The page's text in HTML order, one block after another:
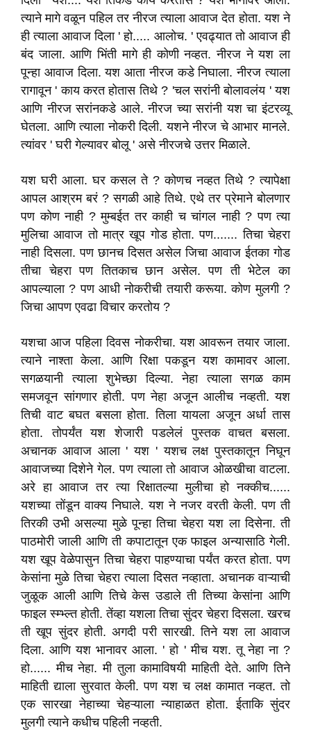
त्याने मागे वळून पहिल तर नीरज त्याला आवाज देत होता. यश ने
ही त्याला आवाज दिला ' हो..... आलोच. ' एवढ्यात तो आवाज ही
बंद जाला. आणि भिंती मागे ही कोणी नव्हत. नीरज ने यश ला
पून्हा आवाज दिला. यश आता नीरज कडे निघाला. नीरज त्याला
रागावून ' काय करत होतास तिथे ? 'चल सरांनी बोलावलंय ' यश
आणि नीरज सरांनकडे आले. नीरज च्या सरांनी यश चा इंटरव्यू
घेतला. आणि त्याला नोकरी दिली. यशने नीरज चे आभार मानले.
त्यांवर ' घरी गेल्यावर बोलू ' असे नीरजचे उत्तर मिळाले.
यश घरी आला. घर कसल ते ? कोणच नव्हत तिथे ? त्यापेक्षा
आपल आश्रम बरं ? सगळी आहे तिथे. एथे तर प्रेमाने बोलणार
पण कोण नाही ? मुम्बईत तर काही च चांगल नाही ? पण त्या
मुलिचा आवाज तो मात्र खूप गोड होता. पण....... तिचा चेहरा
नाही दिसला. पण छानच दिसत असेल जिचा आवाज ईतका गोड
तीचा चेहरा पण तितकाच छान असेल. पण ती भेटेल का
आपल्याला ? पण आधी नोकरीची तयारी करूया. कोण मुलगी ?
जिचा आपण एवढा विचार करतोय ?
यशचा आज पहिला दिवस नोकरीचा. यश आवरून तयार जाला.
त्याने नाश्ता केला. आणि रिक्षा पकडून यश कामावर आला.
सगळयानी त्याला शुभेच्छा दिल्या. नेहा त्याला सगळ काम
समजवून सांगणार होती. पण नेहा अजून आलीच नव्हती. यश
तिची वाट बघत बसला होता. तिला यायला अजून अर्धा तास
होता. तोपर्यंत यश शेजारी पडलेलं पुस्तक वाचत बसला.
अचानक आवाज आला ' यश ' यशच लक्ष पुस्तकातून निघून
आवाजच्या दिशेने गेल. पण त्याला तो आवाज ओळखीचा वाटला.
अरे हा आवाज तर त्या रिक्षातल्या मुलीचा हो नक्कीच......
यशच्या तोंडून वाक्य निघाले. यश ने नजर वरती केली. पण ती
तिरकी उभी असल्या मुळे पून्हा तिचा चेहरा यश ला दिसेना. ती
पाठमोरी जाली आणि ती कपाटातून एक फाइल अन्यासाठि गेली.
यश खूप वेळेपासुन तिचा चेहरा पाहण्याचा पर्यंत करत होता. पण
केसांना मुळे तिचा चेहरा त्याला दिसत नव्हाता. अचानक वाऱ्याची
जुळूक आली आणि तिचे केस उडाले ती तिच्या केसांना आणि
फाइल स्म्भ्ल्त होती. तेंव्हा यशला तिचा सुंदर चेहरा दिसला. खरच
ती खूप सुंदर होती. अगदी परी सारखी. तिने यश ला आवाज
दिला. आणि यश भानावर आला. ' हो ' मीच यश. तू नेहा ना ?
हो...... मीच नेहा. मी तुला कामाविषयी माहिती देते. आणि तिने
माहिती द्याला सुरवात केली. पण यश च लक्ष कामात नव्हत. तो
एक सारखा नेहाच्या चेहऱ्याला न्याहाळत होता. ईताकि सुंदर
मुलगी त्याने कधीच पहिली नव्हती.